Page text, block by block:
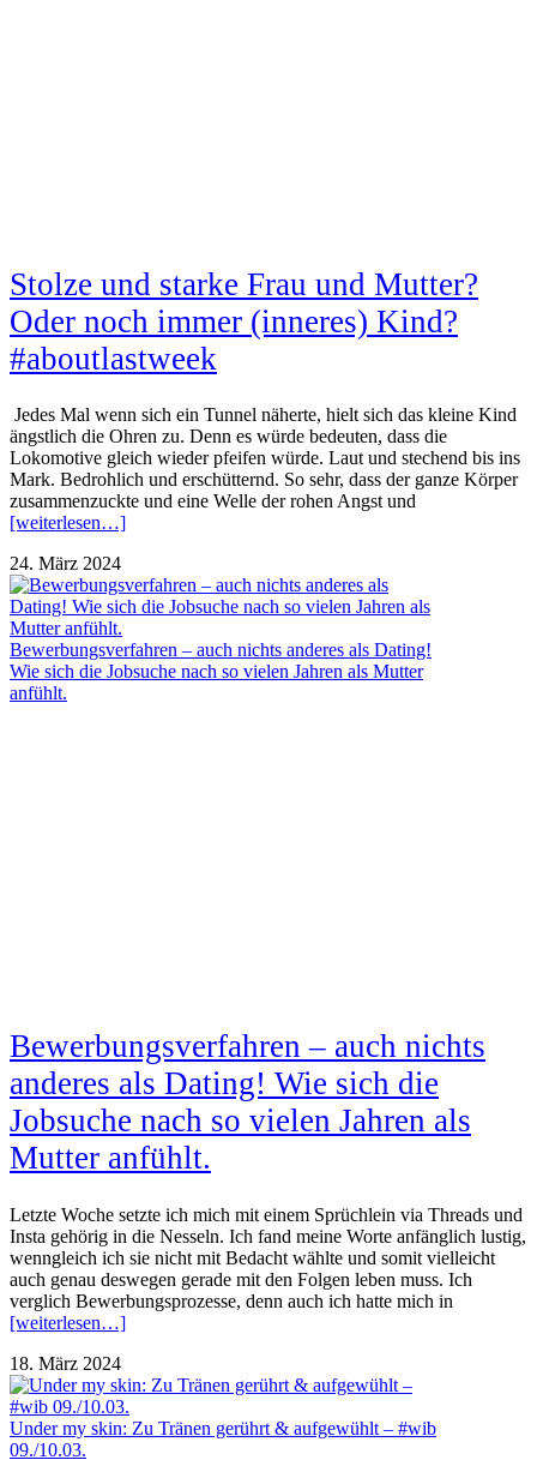
Stolze und starke Frau und Mutter?
Oder noch immer (inneres) Kind?
#aboutlastweek
Jedes Mal wenn sich ein Tunnel näherte, hielt sich das kleine Kind
ängstlich die Ohren zu. Denn es würde bedeuten, dass die
Lokomotive gleich wieder pfeifen würde. Laut und stechend bis ins
Mark. Bedrohlich und erschütternd. So sehr, dass der ganze Körper
zusammenzuckte und eine Welle der rohen Angst und
[weiterlesen…]
24. März 2024
Bewerbungsverfahren – auch nichts anderes als Dating!
Wie sich die Jobsuche nach so vielen Jahren als Mutter
anfühlt.
Bewerbungsverfahren – auch nichts
anderes als Dating! Wie sich die
Jobsuche nach so vielen Jahren als
Mutter anfühlt.
Letzte Woche setzte ich mich mit einem Sprüchlein via Threads und
Insta gehörig in die Nesseln. Ich fand meine Worte anfänglich lustig,
wenngleich ich sie nicht mit Bedacht wählte und somit vielleicht
auch genau deswegen gerade mit den Folgen leben muss. Ich
verglich Bewerbungsprozesse, denn auch ich hatte mich in
[weiterlesen…]
18. März 2024
Under my skin: Zu Tränen gerührt & aufgewühlt – #wib
09./10.03.